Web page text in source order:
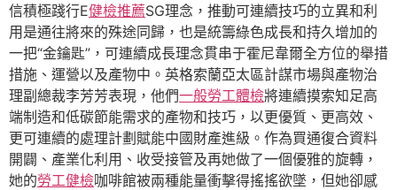
信積極踐行E健檢推薦SG理念，推動可連續技巧的立異和利
用是通往將來的殊途同歸，也是統籌綠色成長和持久增加的
一把“金鑰匙”，可連續成長理念貫串于霍尼韋爾全方位的舉措
措施、運營以及產物中。英格索蘭亞太區計謀市場與產物治
理副總裁李芳芳表現，他們一般勞工體檢將連續摸索知足高
端制造和低碳節能需求的產物和技巧，以更優質、更高效、
更可連續的處理計劃賦能中國財產進級。作為買通復合資料
開闢、產業化利用、收受接管及再她做了一個優雅的旋轉，
她的勞工健檢咖啡館被兩種能量衝擊得搖搖欲墜，但她卻感